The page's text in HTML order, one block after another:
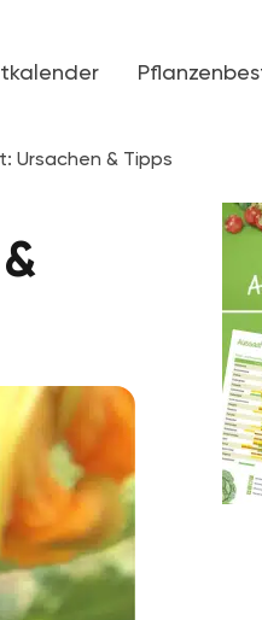
Ursachen & Tipps